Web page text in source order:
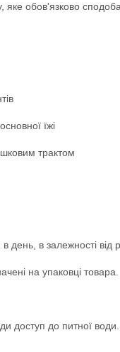
яке обов'язково
їжі
трактом
день, в залежності від
на упаковці товара.
доступ до питної